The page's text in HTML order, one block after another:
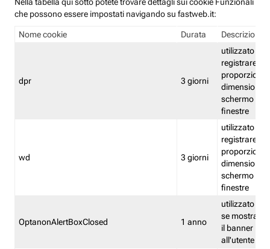
che possono essere impostati navigando su fastweb.it:
Nome cookie Durata Descrizione
dpr 3 giorni
utilizzato per
registrare le
proporzioni
dimensioni
schermo e
finestre
wd 3 giorni
utilizzato per
registrare le
proporzioni
dimensioni
schermo e
finestre
OptanonAlertBoxClosed 1 anno
utilizzato per
se mostrare
il banner
all'utente